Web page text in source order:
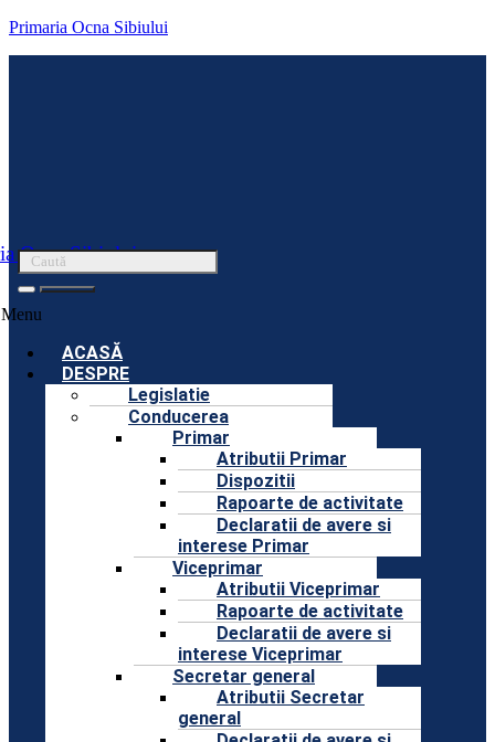
Primaria Ocna Sibiului
Ocna Sibiului
Menu
ACASĂ
DESPRE
Legislatie
Conducerea
Primar
Atributii Primar
Dispozitii
Rapoarte de activitate
Declaratii de avere si
interese Primar
Viceprimar
Atributii Viceprimar
Rapoarte de activitate
Declaratii de avere si
interese Viceprimar
Secretar general
Atributii Secretar
general